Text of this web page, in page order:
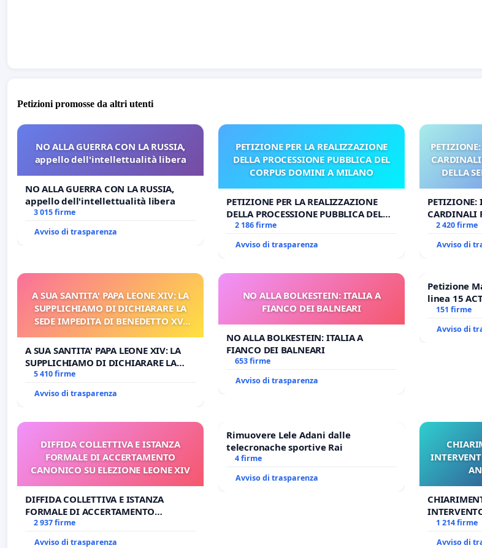
Petizioni promosse da altri utenti
NO ALLA GUERRA CON LA RUSSIA,
appello dell'intellettualità libera
NO ALLA GUERRA CON LA RUSSIA,
appello dell'intellettualità libera
3 015 firme
Avviso di trasparenza
PETIZIONE PER LA REALIZZAZIONE
DELLA PROCESSIONE PUBBLICA DEL
CORPUS DOMINI A MILANO
PETIZIONE PER LA REALIZZAZIONE
DELLA PROCESSIONE PUBBLICA DEL
CORPUS DOMINI A MILANO
2 186 firme
Avviso di trasparenza
DELLA
PETIZIONE:
CARDINALI
DELLA
2 420 firme
Avviso di
A SUA SANTITA' PAPA LEONE XIV: LA
SUPPLICHIAMO DI DICHIARARE LA
SEDE IMPEDITA DI BENEDETTO XVI
PROCESSO
A SUA SANTITA' PAPA LEONE XIV: LA
SUPPLICHIAMO DI DICHIARARE LA
SEDE IMPEDITA DI BENEDETTO XVI E/O
5 410 firme
Avviso di trasparenza
NO ALLA BOLKESTEIN: ITALIA A
FIANCO DEI BALNEARI
NO ALLA BOLKESTEIN: ITALIA A
FIANCO DEI BALNEARI
653 firme
Avviso di trasparenza
Petizione
linea 15
Antonio
151 firme
Avviso di
DIFFIDA COLLETTIVA E ISTANZA
FORMALE DI ACCERTAMENTO
CANONICO SU ELEZIONE LEONE XIV
DIFFIDA COLLETTIVA E ISTANZA
FORMALE DI ACCERTAMENTO
CANONICO SU ELEZIONE LEONE XIV
2 937 firme
Avviso di trasparenza
Rimuovere Lele Adani dalle
telecronache sportive Rai
4 firme
Avviso di trasparenza
ANTONIO
1 214 firme
Avviso di